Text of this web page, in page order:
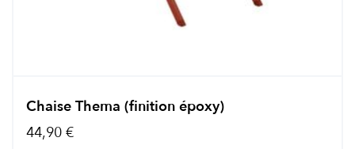
Chaise Thema (finition époxy)
44,90 €